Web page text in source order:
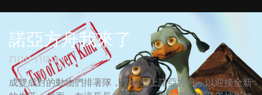
諾亞方舟我來了
זוגות זוגות
成雙成對的動物們排著隊，準備登上諾亞方舟，以迎接全新